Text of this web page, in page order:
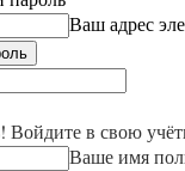
Ваш адрес
Войдите в свою
Ваше имя